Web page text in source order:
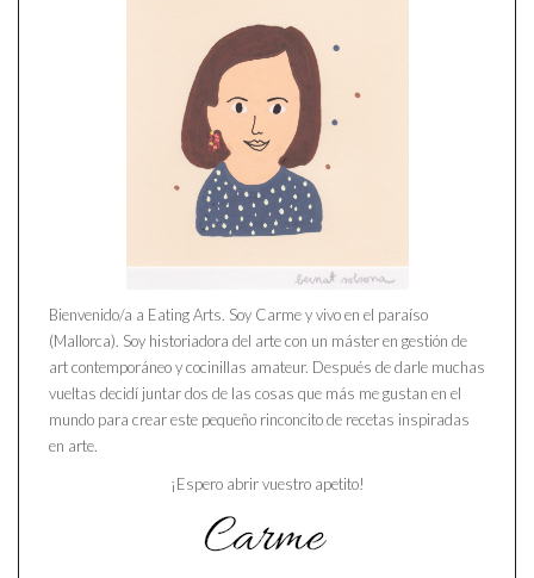
Bienvenido/a a Eating Arts. Soy Carme y vivo en el paraíso
(Mallorca). Soy historiadora del arte con un máster en gestión de
art contemporáneo y cocinillas amateur. Después de darle muchas
vueltas decidí juntar dos de las cosas que más me gustan en el
mundo para crear este pequeño rinconcito de recetas inspiradas
en arte.
¡Espero abrir vuestro apetito!